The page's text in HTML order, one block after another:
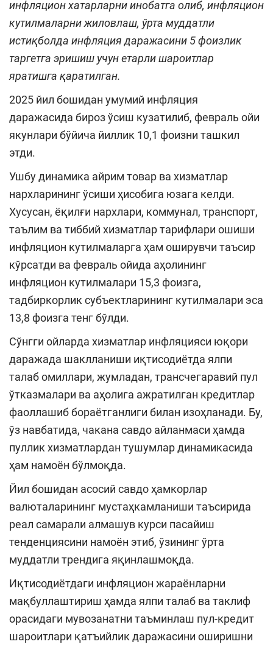
инфляцион хатарларни инобатга олиб, инфляцион
кутилмаларни жиловлаш, ўрта муддатли
истиқболда инфляция даражасини 5 фоизлик
таргетга эришиш учун етарлишароитлар
яратишга қаратилган.
2025 йил бошидан умумий инфляция
даражасида бироз ўсиш кузатилиб, февраль ойи
якунлари бўйича йиллик 10,1 фоизни ташкил
этди.
Ушбу динамика айрим товар ва хизматлар
нархларининг ўсиши ҳисобига юзага келди.
Хусусан, ёқилғи нархлари, коммунал, транспорт,
таълим ва тиббий хизматлар тарифлари ошиши
инфляцион кутилмаларга ҳам оширувчи таъсир
кўрсатди ва февраль ойида аҳолининг
инфляцион кутилмалари 15,3 фоизга,
тадбиркорлик субъектларининг кутилмалари эса
13,8 фоизга тенг бўлди.
Сўнгги ойларда хизматлар инфляцияси юқори
даражада шаклланиши иқтисодиётда ялпи
талаб омиллари, жумладан, трансчегаравий пул
ўтказмалари ва аҳолига ажратилган кредитлар
фаоллашиб бораётганлиги билан изоҳланади. Бу,
ўз навбатида, чакана савдо айланмаси ҳамда
пуллик хизматлардан тушумлар динамикасида
ҳам намоён бўлмоқда.
Йил бошидан асосий савдо ҳамкорлар
валюталарининг мустаҳкамланиши таъсирида
реал самарали алмашув курси пасайиш
тенденциясини намоён этиб, ўзининг ўрта
муддатли трендига яқинлашмоқда.
Иқтисодиётдаги инфляцион жараёнларни
мақбуллаштириш ҳамда ялпи талаб ва таклиф
орасидаги мувозанатни таъминлаш пул-кредит
шароитлари қатъийлик даражасини оширишни